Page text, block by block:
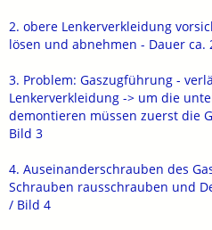
2. obere Lenkerverkleidung
lösen und abnehmen - Dauer ca.
3. Problem: Gaszugführung -
Lenkerverkleidung -> um die
demontieren müssen zuerst die
Bild 3
4. Auseinanderschrauben des
Schrauben rausschrauben und
/ Bild 4